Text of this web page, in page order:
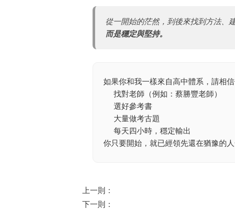
從一開始的茫然，到後來找到方法、
而是穩定與堅持。
如果你和我一樣來自高中體系，請相信
找對老師（例如：蔡勝豐老師）
選好參考書
大量做考古題
每天四小時，穩定輸出
你只要開始，就已經領先還在猶豫的
上一則：
下一則：